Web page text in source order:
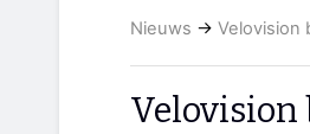
Nieuws → Velovision
Velovision